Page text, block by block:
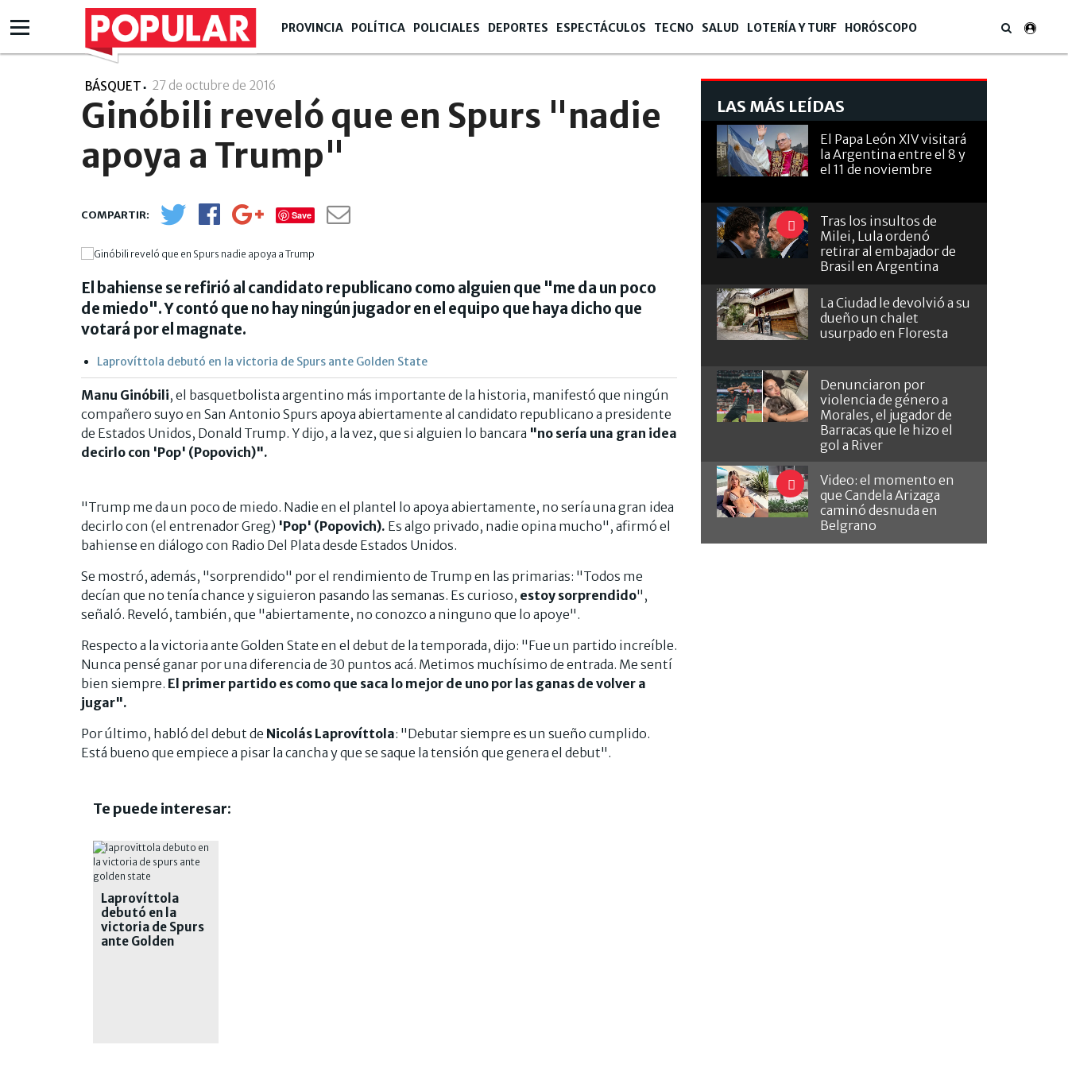
PROVINCIA POLÍTICA POLICIALES DEPORTES ESPECTÁCULOS TECNO SALUD LOTERÍA Y TURF HORÓSCOPO
BÁSQUET 27 de octubre de 2016
Ginóbili reveló que en Spurs "nadie
apoya a Trump"
Save
El bahiense se refirió al candidato republicano como alguien que "me da un poco
de miedo". Y contó que no hay ningún jugador en el equipo que haya dicho que
votará por el magnate.
Laprovíttola debutó en la victoria de Spurs ante Golden State
Manu Ginóbili, el basquetbolista argentino más importante de la historia, manifestó que ningún
compañero suyo en San Antonio Spurs apoya abiertamente al candidato republicano a presidente
de Estados Unidos, Donald Trump. Y dijo, a la vez, que si alguien lo bancara "no sería una gran idea
decirlo con 'Pop' (Popovich)".
"Trump me da un poco de miedo. Nadie en el plantel lo apoya abiertamente, no sería una gran idea
decirlo con (el entrenador Greg) 'Pop' (Popovich). Es algo privado, nadie opina mucho", afirmó el
bahiense en diálogo con Radio Del Plata desde Estados Unidos.
Se mostró, además, "sorprendido" por el rendimiento de Trump en las primarias: "Todos me
decían que no tenía chance y siguieron pasando las semanas. Es curioso, estoy sorprendido",
señaló. Reveló, también, que "abiertamente, no conozco a ninguno que lo apoye".
Respecto a la victoria ante Golden State en el debut de la temporada, dijo: "Fue un partido increíble.
Nunca pensé ganar por una diferencia de 30 puntos acá. Metimos muchísimo de entrada. Me sentí
bien siempre. El primer partido es como que saca lo mejor de uno por las ganas de volver a
jugar".
Por último, habló del debut de Nicolás Laprovíttola: "Debutar siempre es un sueño cumplido.
Está bueno que empiece a pisar la cancha y que se saque la tensión que genera el debut".
Te puede interesar:
Laprovíttola
debutó en la
victoria de Spurs
ante Golden
LAS MÁS LEÍDAS
El Papa León XIV visitará
la Argentina entre el 8 y
el 11 de noviembre
Tras los insultos de
Milei, Lula ordenó
retirar al embajador de
Brasil en Argentina
La Ciudad le devolvió a su
dueño un chalet
usurpado en Floresta
Denunciaron por
violencia de género a
Morales, el jugador de
Barracas que le hizo el
gol a River
Video: el momento en
que Candela Arizaga
caminó desnuda en
Belgrano